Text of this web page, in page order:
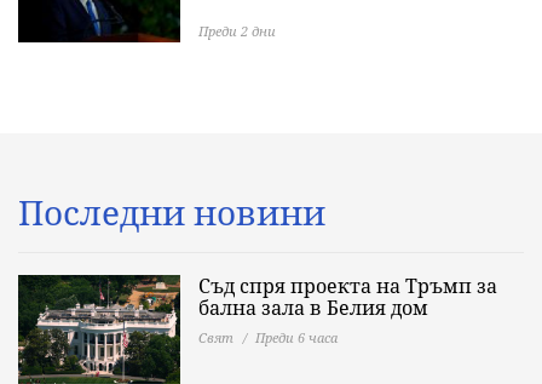
Преди 2 дни
Последни новини
Съд спря проекта на Тръмп за
бална зала в Белия дом
Свят Преди 6 часа